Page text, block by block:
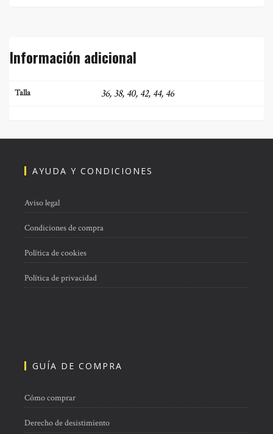
Información adicional
Talla 36, 38, 40, 42, 44, 46
AYUDA Y CONDICIONES
Aviso legal
Condiciones de compra
Política de cookies
Política de privacidad
GUÍA DE COMPRA
Cómo comprar
Derecho de desistimiento